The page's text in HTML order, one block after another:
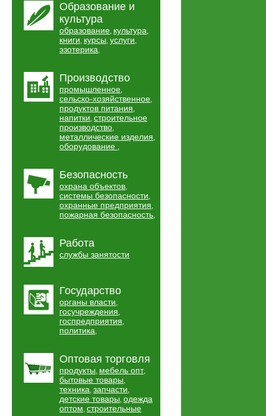
Образование и
культура
образование, культура,
книги, курсы, услуги,
эзотерика,
Производство
промышленное,
сельско-хозяйственное,
продуктов питания,
напитки, строительное
производство,
металлические изделия,
оборудование ,
Безопасность
охрана объектов,
системы безопасности,
охранные предприятия,
пожарная безопасность,
Работа
службы занятости
Государство
органы власти,
госучреждения,
госпредприятия,
политика,
Оптовая торговля
продукты, мебель опт,
бытовые товары,
техника, запчасти,
детские товары, одежда
оптом, строительные